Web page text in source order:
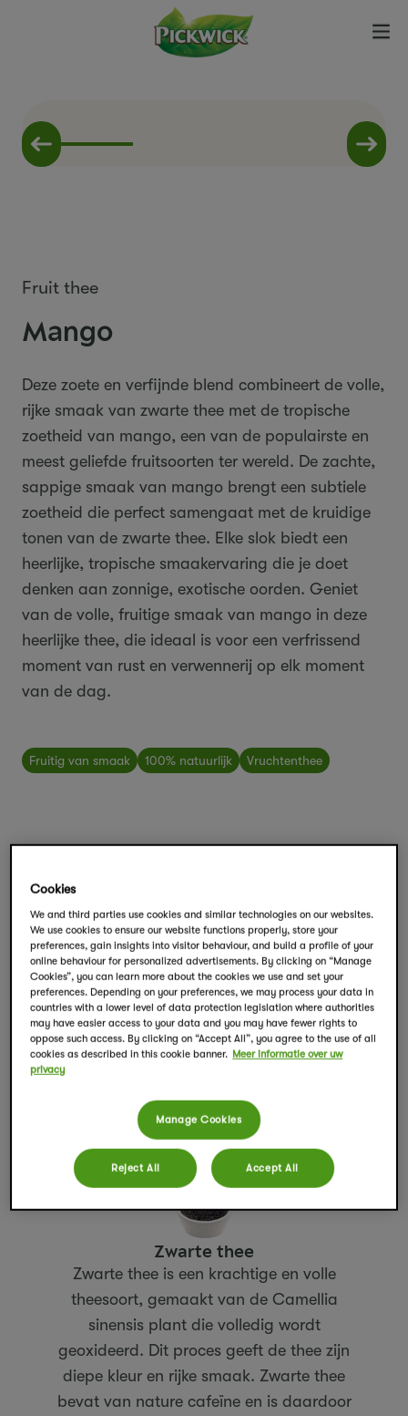
Fruit thee
Mango
Deze zoete en verfijnde blend combineert de volle,
rijke smaak van zwarte thee met de tropische
zoetheid van mango, een van de populairste en
meest geliefde fruitsoorten ter wereld. De zachte,
sappige smaak van mango brengt een subtiele
zoetheid die perfect samengaat met de kruidige
tonen van de zwarte thee. Elke slok biedt een
heerlijke, tropische smaakervaring die je doet
denken aan zonnige, exotische oorden. Geniet
van de volle, fruitige smaak van mango in deze
heerlijke thee, die ideaal is voor een verfrissend
moment van rust en verwennerij op elk moment
van de dag.
Fruitig van smaak 100% natuurlijk Vruchtenthee
Wat zit er in deze thee?
Zwarte thee, natuurlijke aroma’s, stukjes
mango (0,8%).
Zwarte thee
Zwarte thee is een krachtige en volle
theesoort, gemaakt van de Camellia
sinensis plant die volledig wordt
geoxideerd. Dit proces geeft de thee zijn
diepe kleur en rijke smaak. Zwarte thee
bevat van nature cafeïne en is daardoor
Cookies
We and third parties use cookies and similar technologies on our websites.
We use cookies to ensure our website functions properly, store your
preferences, gain insights into visitor behaviour, and build a profile of your
online behaviour for personalized advertisements. By clicking on “Manage
Cookies”, you can learn more about the cookies we use and set your
preferences. Depending on your preferences, we may process your data in
countries with a lower level of data protection legislation where authorities
may have easier access to your data and you may have fewer rights to
oppose such access. By clicking on “Accept All”, you agree to the use of all
cookies as described in this cookie banner. Meer informatie over uw
privacy
Manage Cookies
Reject All Accept All